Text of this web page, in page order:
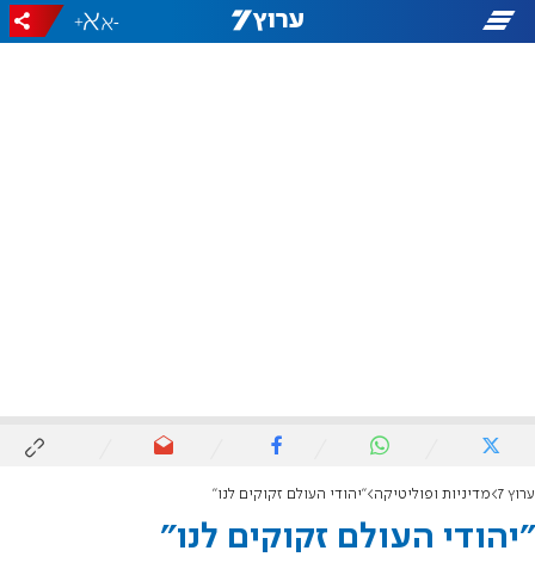
-
+
ערוץ 7 מדיניות ופוליטיקה "יהודי העולם זקוקים לנו"
"יהודי העולם זקוקים לנו"